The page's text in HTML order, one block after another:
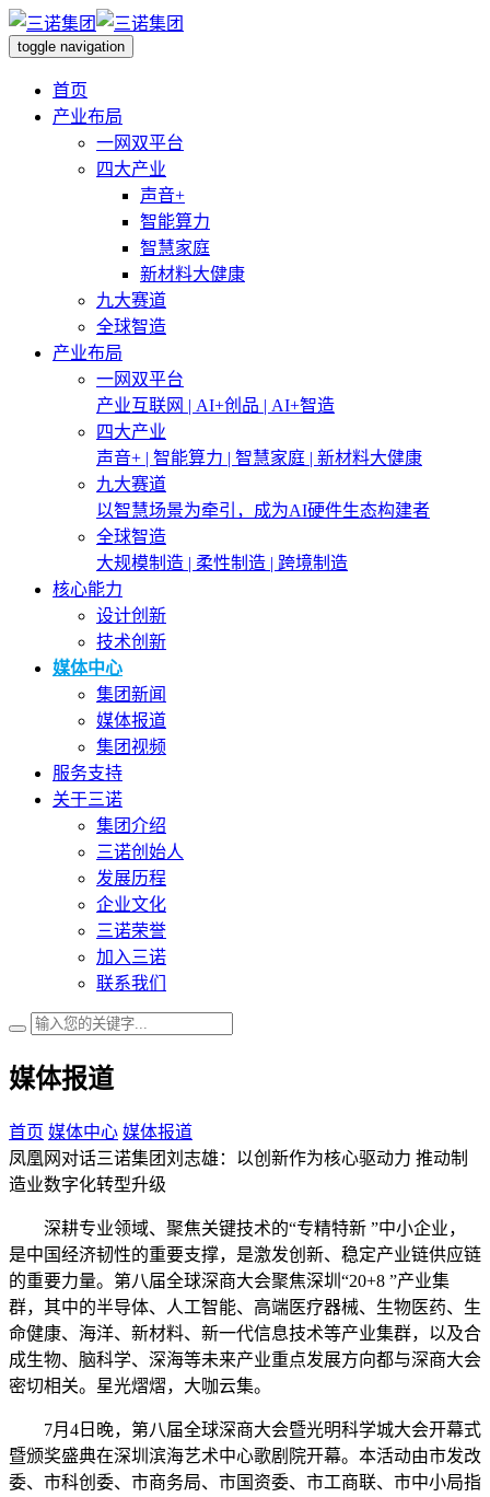
toggle navigation
首页
产业布局
一网双平台
四大产业
声音+
智能算力
智慧家庭
新材料大健康
九大赛道
全球智造
产业布局
一网双平台
产业互联网 | AI+创品 | AI+智造
四大产业
声音+ | 智能算力 | 智慧家庭 | 新材料大健康
九大赛道
以智慧场景为牵引，成为AI硬件生态构建者
全球智造
大规模制造 | 柔性制造 | 跨境制造
核心能力
设计创新
技术创新
媒体中心
集团新闻
媒体报道
集团视频
服务支持
关于三诺
集团介绍
三诺创始人
发展历程
企业文化
三诺荣誉
加入三诺
联系我们
媒体报道
首页 媒体中心 媒体报道
凤凰网对话三诺集团刘志雄：以创新作为核心驱动力 推动制
造业数字化转型升级
深耕专业领域、聚焦关键技术的“专精特新 ”中小企业，
是中国经济韧性的重要支撑，是激发创新、稳定产业链供应链
的重要力量。第八届全球深商大会聚焦深圳“20+8 ”产业集
群，其中的半导体、人工智能、高端医疗器械、生物医药、生
命健康、海洋、新材料、新一代信息技术等产业集群，以及合
成生物、脑科学、深海等未来产业重点发展方向都与深商大会
密切相关。星光熠熠，大咖云集。
7月4日晚，第八届全球深商大会暨光明科学城大会开幕式
暨颁奖盛典在深圳滨海艺术中心歌剧院开幕。本活动由市发改
委、市科创委、市商务局、市国资委、市工商联、市中小局指